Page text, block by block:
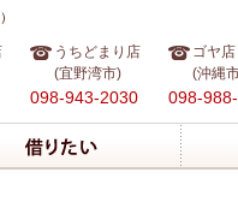
うちどまり店
(宜野湾市)
098-943-2030
ゴヤ店
(沖縄
098-